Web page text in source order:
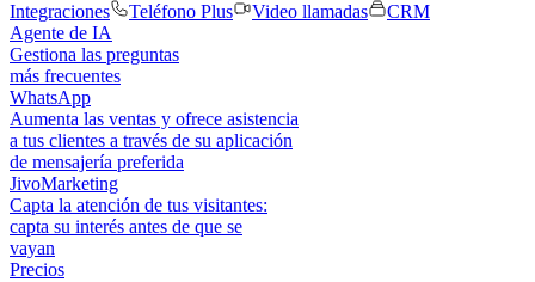
Integraciones
Teléfono Plus Video llamadas
CRM
Agente de IA
Gestiona las preguntas
más frecuentes
WhatsApp
Aumenta las ventas y ofrece asistencia
a tus clientes a través de su aplicación
de mensajería preferida
JivoMarketing
Capta la atención de tus visitantes:
capta su interés antes de que se
vayan
Precios